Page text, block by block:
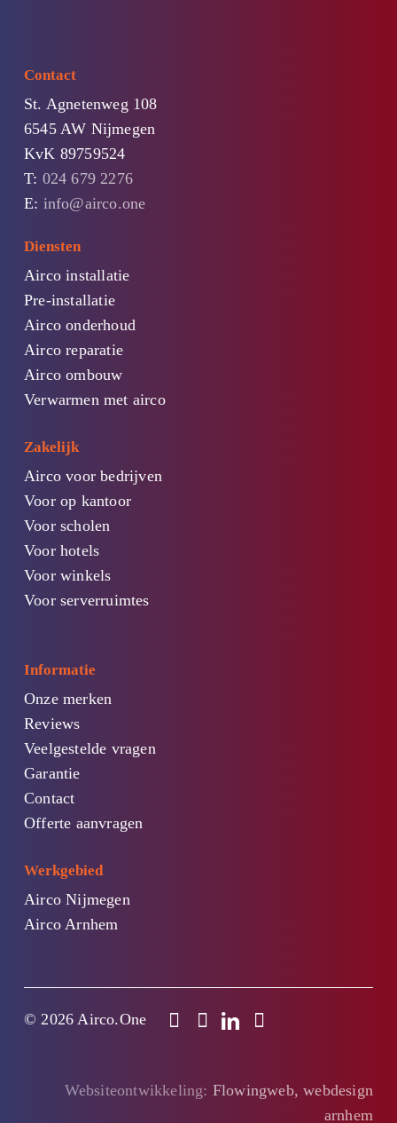
Contact
St. Agnetenweg 108
6545 AW Nijmegen
KvK 89759524
T: 024 679 2276
E: info@airco.one
Diensten
Airco installatie
Pre-installatie
Airco onderhoud
Airco reparatie
Airco ombouw
Verwarmen met airco
Zakelijk
Airco voor bedrijven
Voor op kantoor
Voor scholen
Voor hotels
Voor winkels
Voor serverruimtes
Informatie
Onze merken
Reviews
Veelgestelde vragen
Garantie
Contact
Offerte aanvragen
Werkgebied
Airco Nijmegen
Airco Arnhem
© 2026 Airco.One
Websiteontwikkeling: Flowingweb, webdesign
arnhem